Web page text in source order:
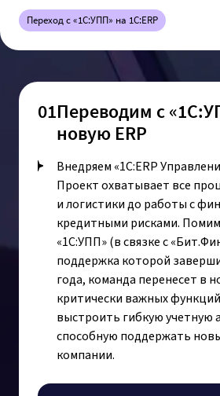
Переход с «1С:УПП» на 1С:ERP
01Переводим с
новую ERP
Внедряем «1С:ERP
Проект охватывает все
и логистики до работы с
кредитными рисками.
«1С:УПП» (в связке с
поддержка которой
года, команда перенесет в
критически важных
выстроить гибкую учетную
способную поддержать
компании.